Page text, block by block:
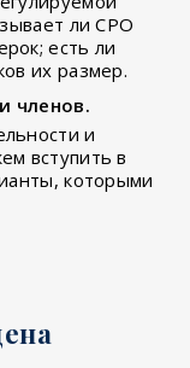
ли СРО
есть ли
их размер.
членов.
и
вступить в
которыми